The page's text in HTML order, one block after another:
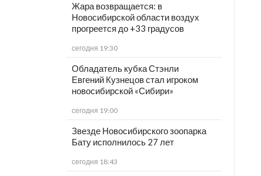
Жара возвращается: в
Новосибирской области воздух
прогреется до +33 градусов
сегодня 19:30
Обладатель кубка Стэнли
Евгений Кузнецов стал игроком
новосибирской «Сибири»
сегодня 19:00
Звезде Новосибирского зоопарка
Бату исполнилось 27 лет
сегодня 18:43